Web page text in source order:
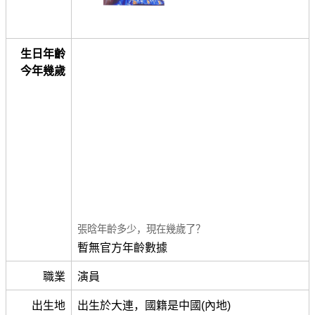
生日年齡
今年幾歲
張晗年齡多少，現在幾歲了？
暫無官方年齡數據
職業 演員
出生地 出生於大連，國籍是中國(內地)